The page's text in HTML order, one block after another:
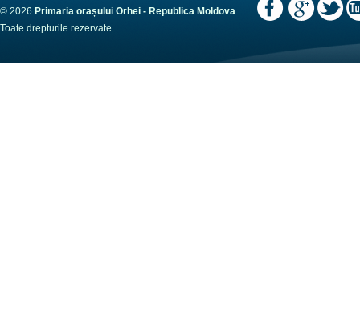
© 2026 Primaria orașului Orhei - Republica Moldova
Toate drepturile rezervate